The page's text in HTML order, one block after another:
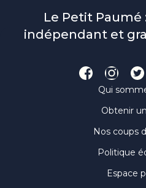
Le Petit
indépendant et
Qui
Obtenir
Nos coups
Politique
Espace